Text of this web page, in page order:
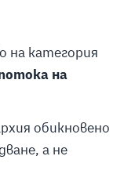
на категория
на
обикновено
а не